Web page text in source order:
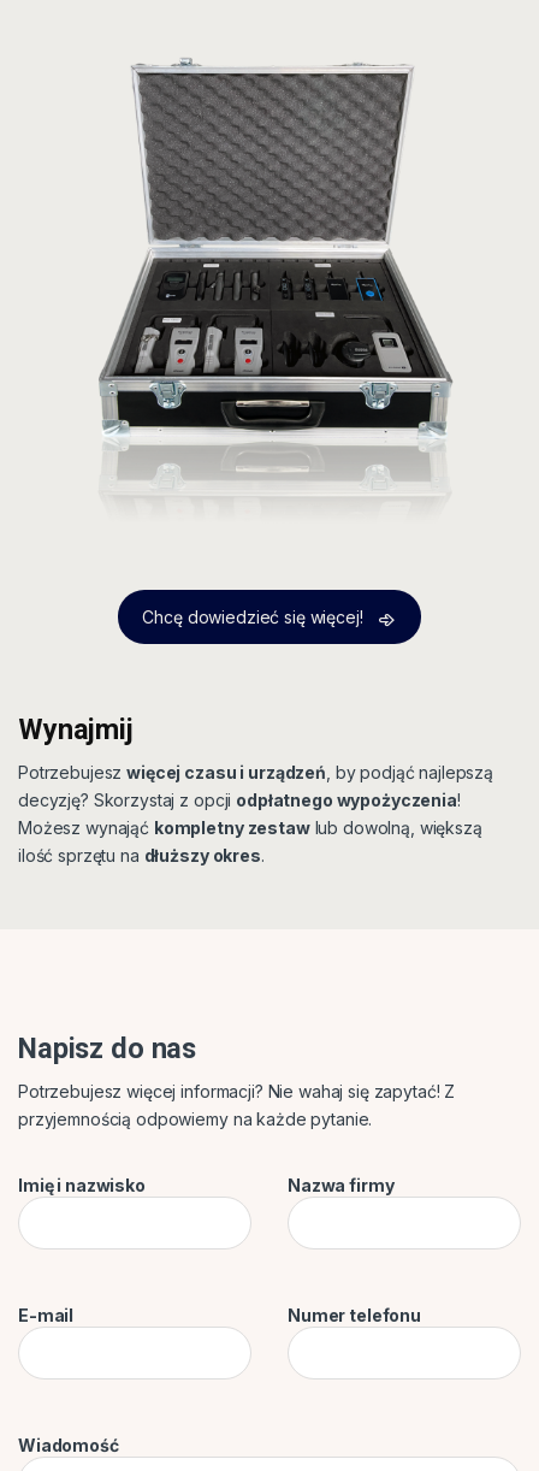
Chcę dowiedzieć się więcej!
Wynajmij
Potrzebujeszwięcej czasu i urządzeń , by podjąć najlepszą
decyzję? Skorzystaj z opcji odpłatnego wypożyczenia!
Możesz wynająć kompletny zestawlub dowolną, większą
ilość sprzętu na dłuższy okres.
Napisz do nas
Potrzebujesz więcej informacji? Nie wahaj się zapytać! Z
przyjemnością odpowiemy na każde pytanie.
Imię i nazwisko Nazwa firmy
E-mail Numer telefonu
Wiadomość